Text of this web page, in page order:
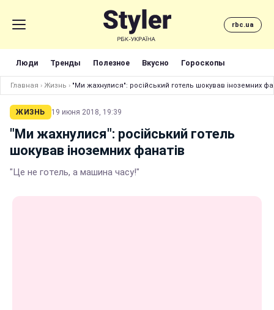
rbc.ua
Люди Тренды Полезное Вкусно Гороскопы
Главная › Жизнь › "Ми жахнулися": російський готель шокував іноземних
ЖИЗНЬ 19 июня 2018, 19:39
"Ми жахнулися": російський готель
шокував іноземних фанатів
"Це не готель, а машина часу!"